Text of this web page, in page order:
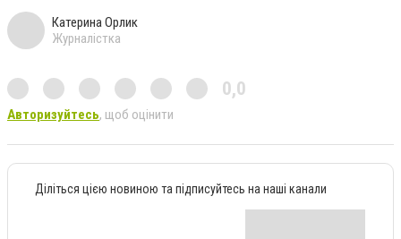
Катерина Орлик
Журналістка
0,0
Авторизуйтесь, щоб оцінити
Діліться цією новиною та підписуйтесь на наші канали